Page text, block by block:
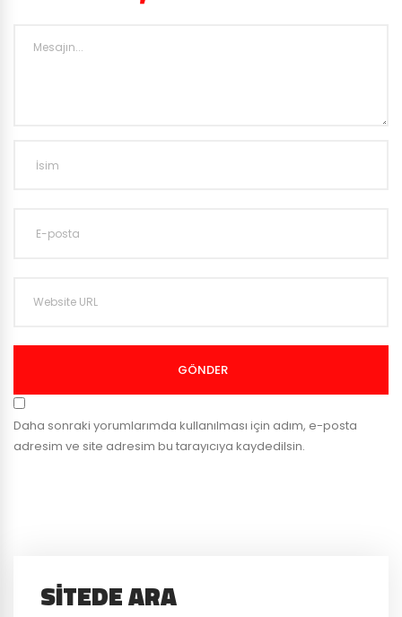
GÖNDER
Daha sonraki yorumlarımda kullanılması için adım, e-posta
adresim ve site adresim bu tarayıcıya kaydedilsin.
SITEDE ARA